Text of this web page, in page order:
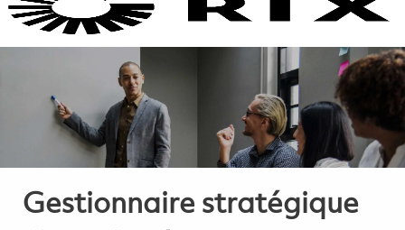
Gestionnaire stratégique